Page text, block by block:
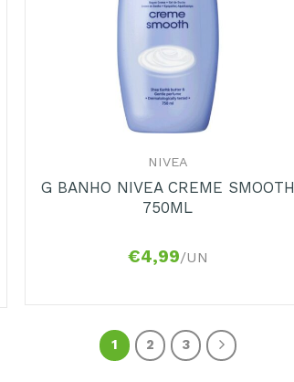
NIVEA
G BANHO NIVEA CREME SMOOTH
750ML
€4,99/UN
1 2 3